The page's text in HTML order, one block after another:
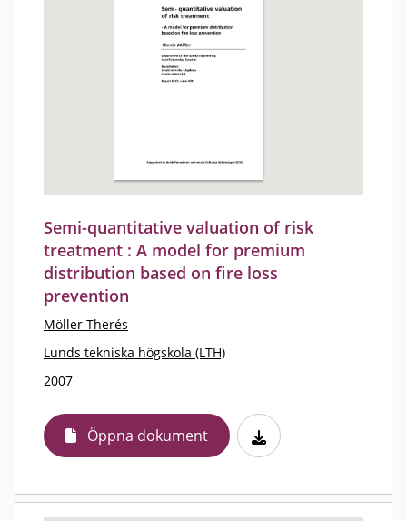
Semi-quantitative valuation of risk
treatment : A model for premium
distribution based on fire loss
prevention
Möller Therés
Lunds tekniska högskola (LTH)
2007
Öppna dokument